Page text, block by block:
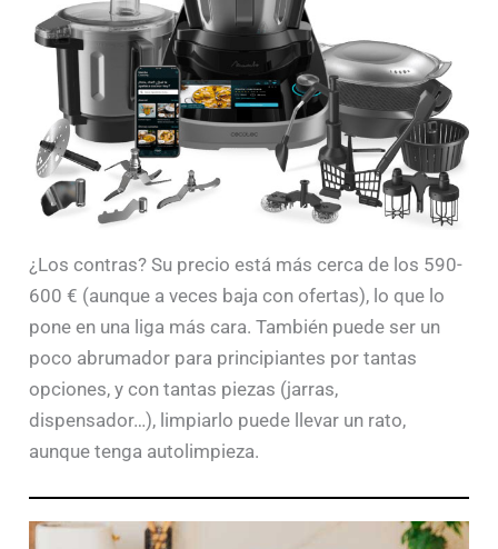
¿Los contras? Su precio está más cerca de los 590-
600 € (aunque a veces baja con ofertas), lo que lo
pone en una liga más cara. También puede ser un
poco abrumador para principiantes por tantas
opciones, y con tantas piezas (jarras,
dispensador…), limpiarlo puede llevar un rato,
aunque tenga autolimpieza.